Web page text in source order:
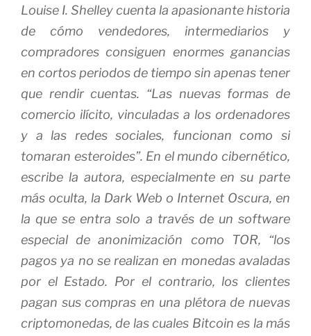
Louise I. Shelley cuenta la apasionante historia
de cómo vendedores, intermediarios y
compradores consiguen enormes ganancias
en cortos periodos de tiempo sin apenas tener
que rendir cuentas. “Las nuevas formas de
comercio ilícito, vinculadas a los ordenadores
y a las redes sociales, funcionan como si
tomaran esteroides”. En el mundo cibernético,
escribe la autora, especialmente en su parte
más oculta, la Dark Web o Internet Oscura, en
la que se entra solo a través de un software
especial de anonimización como TOR, “los
pagos ya no se realizan en monedas avaladas
por el Estado. Por el contrario, los clientes
pagan sus compras en una plétora de nuevas
criptomonedas, de las cuales Bitcoin es la más